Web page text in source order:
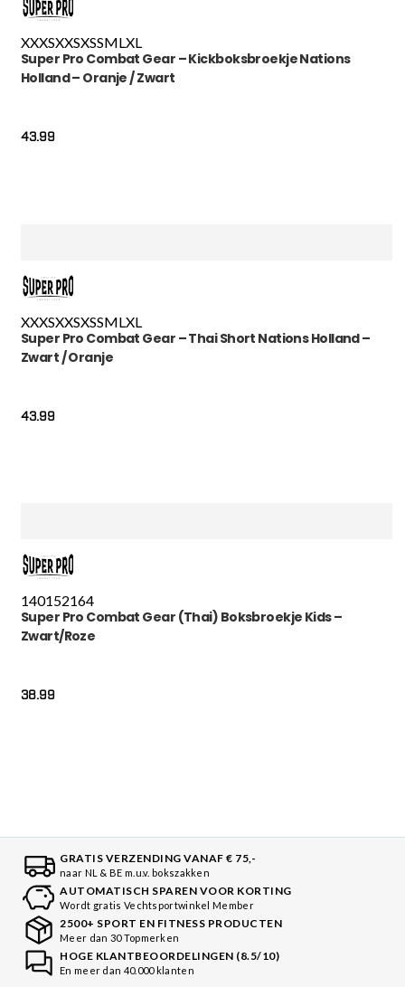
XXXSXXSXSSMLXL
Super Pro Combat Gear – Kickboksbroekje Nations
Holland – Oranje / Zwart
43.99
XXXSXXSXSSML XL
Super Pro Combat Gear – Thai Short Nations Holland –
Zwart / Oranje
43.99
140152164
Super Pro Combat Gear (Thai) Boksbroekje Kids –
Zwart/Roze
38.99
GRATIS VERZENDING VANAF € 75,-
naar NL & BE m.u.v. bokszakken
AUTOMATISCH SPAREN VOOR KORTING
Wordt gratis Vechtsportwinkel Member
2500+ SPORT EN FITNESS PRODUCTEN
Meer dan 30 Topmerken
HOGE KLANTBEOORDELINGEN (8.5/10)
En meer dan 40.000 klanten